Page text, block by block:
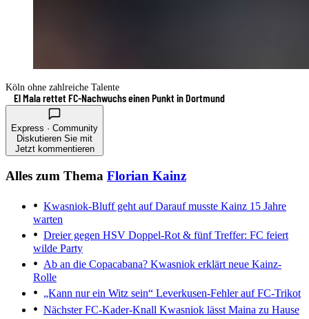
Köln ohne zahlreiche Talente
El Mala rettet FC-Nachwuchs einen Punkt in Dortmund
Express · Community
Diskutieren Sie mit
Jetzt kommentieren
Alles zum Thema Florian Kainz
Kwasniok-Bluff geht aufDarauf musste Kainz 15 Jahre
warten
Dreier gegen HSV Doppel-Rot & fünf Treffer: FC feiert
wilde Party
Ab an die Copacabana? Kwasniok erklärt neue Kainz-
Rolle
„Kann nur ein Witz sein“ Leverkusen-Fehler auf FC-Trikot
Nächster FC-Kader-Knall Kwasniok lässt Maina zu Hause